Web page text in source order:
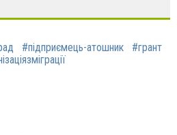
#підприємець-атошник
#грант